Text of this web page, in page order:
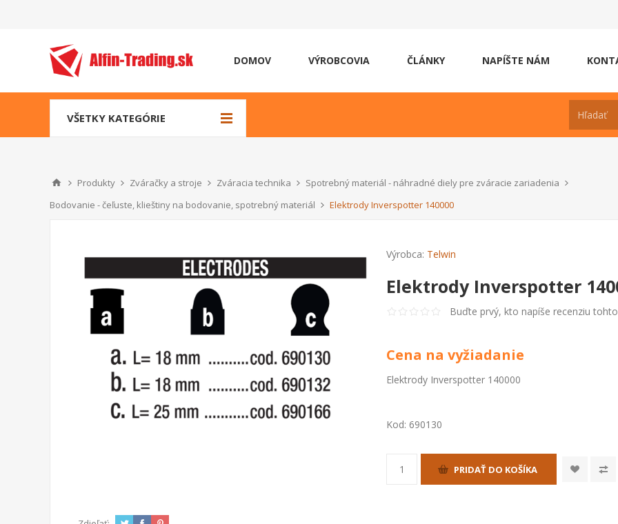
DOMOV VÝROBCOVIA ČLÁNKY NAPÍŠTE NÁM
VŠETKY KATEGÓRIE
Produkty Zváračky a stroje Zváracia technika
Spotrebný materiál - náhradné diely pre zváracie zariadenia
Bodovanie - čeľuste, klieštiny na bodovanie, spotrebný materiál
Elektrody Inverspotter 140000
Výrobca: Telwin
Elektrody Inverspotter
Buďte prvý, kto napíše recenziu
Cena na vyžiadanie
Elektrody Inverspotter 140000
Kod: 690130
PRIDAŤ DO KOŠÍKA